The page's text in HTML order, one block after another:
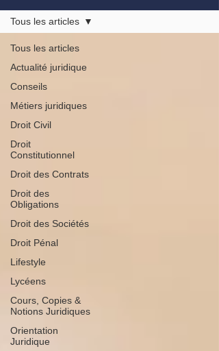
Tous les articles
Actualité juridique
Conseils
Métiers juridiques
Droit Civil
Droit
Constitutionnel
Droit des Contrats
Droit des
Obligations
Droit des Sociétés
Droit Pénal
Lifestyle
Lycéens
Cours, Copies &
Notions Juridiques
Orientation
Juridique
Tous les articles